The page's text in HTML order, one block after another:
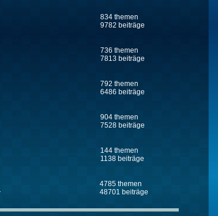
834 themen
9782 beiträge
736 themen
7813 beiträge
792 themen
6486 beiträge
904 themen
7528 beiträge
144 themen
1138 beiträge
4785 themen
48701 beiträge